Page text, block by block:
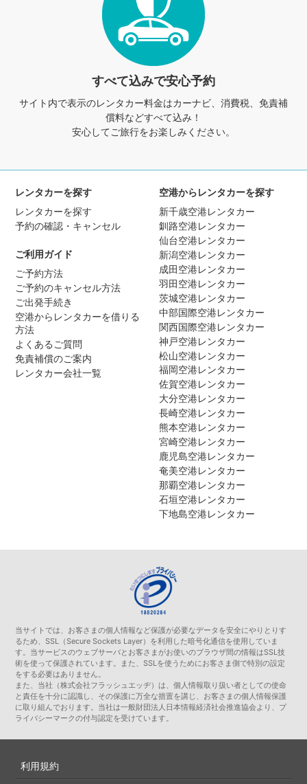
すべて込みで安心予約
サイト内で表示のレンタカー料金はカーナビ、消費税、免責補
償料などすべて込み！
安心してご旅行をお楽しみください。
レンタカーを探す
レンタカーを探す
予約の確認・キャンセル
ご利用ガイド
ご予約方法
ご予約のキャンセル方法
ご出発手続き
空港からレンタカーを借りる
方法
よくあるご質問
免責補償のご案内
レンタカー会社一覧
空港からレンタカーを探す
新千歳空港レンタカー
釧路空港レンタカー
仙台空港レンタカー
新潟空港レンタカー
成田空港レンタカー
羽田空港レンタカー
茨城空港レンタカー
中部国際空港レンタカー
関西国際空港レンタカー
神戸空港レンタカー
松山空港レンタカー
福岡空港レンタカー
佐賀空港レンタカー
大分空港レンタカー
長崎空港レンタカー
熊本空港レンタカー
宮崎空港レンタカー
鹿児島空港レンタカー
奄美空港レンタカー
那覇空港レンタカー
石垣空港レンタカー
下地島空港レンタカー
当サイトでは、お客さまの個人情報など保護が必要なデータを安全にやりとりす
るため、SSL（Secure Sockets Layer）を利用した暗号化通信を使用していま
す。当サービスのウェブサーバとお客さまがお使いのブラウザ間の情報はSSL技
術を使って保護されています。また、SSLを使うためにお客さま側で特別の設定
をする必要はありません。
また、当社（株式会社フラッシュエッヂ）は、個人情報取り扱い者としての使命
と責任を十分に認識し、その保護に万全な措置を講じ、お客さまの個人情報保護
に取り組んでおります。当社は一般財団法人日本情報経済社会推進協会より、プ
ライバシーマークの付与認定を受けています。
利用規約